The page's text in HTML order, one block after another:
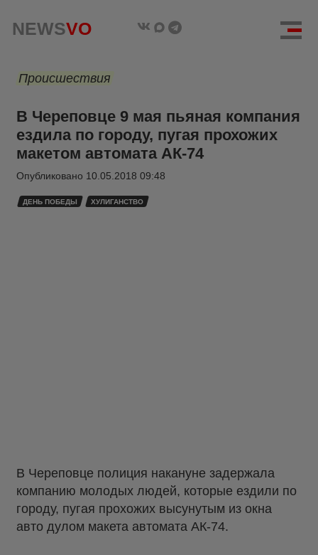
NEWSVO
Происшествия
В Череповце 9 мая пьяная компания
ездила по городу, пугая прохожих
макетом автомата АК-74
Опубликовано 10.05.2018 09:48
ДЕНЬ ПОБЕДЫ ХУЛИГАНСТВО
В Череповце полиция накануне задержала
компанию молодых людей, которые ездили по
городу, пугая прохожих высунутым из окна
авто дулом макета автомата АК-74.